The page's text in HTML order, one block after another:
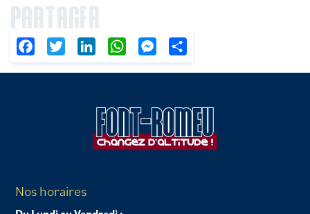
PARTAGER
FacebookTwitter LinkedIn WhatsAppMessenger
Nos horaires